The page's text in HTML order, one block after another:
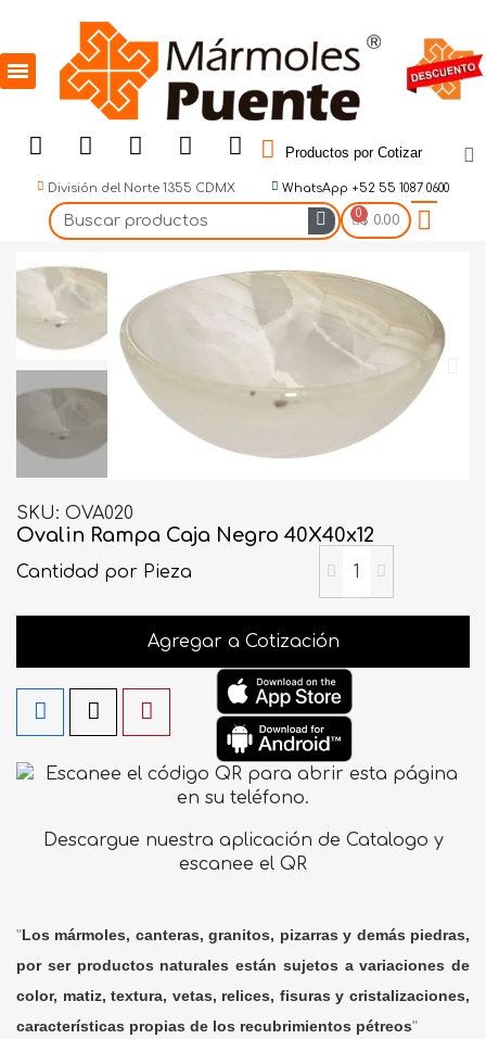
Productos por Cotizar
División del Norte 1355 CDMX WhatsApp +52 55 1087 0600
$ 0.00
SKU OVA020
Ovalin Rampa Caja Negro 40X40x12
Cantidad por Pieza
Agregar a Cotización
Descargue nuestra aplicación de Catalogo y
escanee el QR
"Los mármoles, canteras, granitos, pizarras y demás piedras,
por ser productos naturales están sujetos a variaciones de
color, matiz, textura, vetas, relices, fisuras y cristalizaciones,
características propias de los recubrimientos pétreos"